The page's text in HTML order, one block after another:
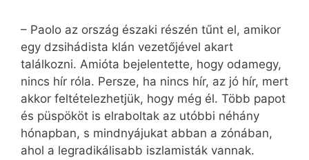
– Paolo az ország északi részén tűnt el, amikor
egy dzsihádista klán vezetőjével akart
találkozni. Amióta bejelentette, hogy odamegy,
nincs hír róla. Persze, ha nincs hír, az jó hír, mert
akkor feltételezhetjük, hogy még él. Több papot
és püspököt is elraboltak az utóbbi néhány
hónapban, s mindnyájukat abban a zónában,
ahol a legradikálisabb iszlamisták vannak.